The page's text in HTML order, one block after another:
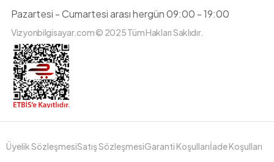
Pazartesi - Cumartesi arası hergün 09:00 - 19:00
Vizyonbilgisayar.com © 2025 Tüm Hakları Saklıdır.
Üyelik SözleşmesiSatış SözleşmesiGaranti Koşullarıİade Koşulları